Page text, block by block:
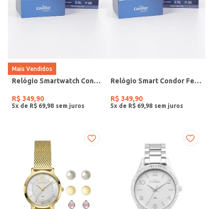
Mais Vendidos
Relógio Smartwatch Condor PRETO
R$ 349,90
5x de R$ 69 98
Relógio Smart Condor Feminino ROSE
R$ 349,90
5x de R$ 69 98